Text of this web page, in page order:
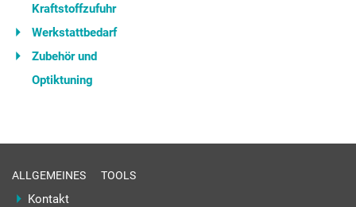
Kraftstoffzufuhr
Werkstattbedarf
Zubehör und
Optiktuning
ALLGEMEINES
Kontakt
TOOLS